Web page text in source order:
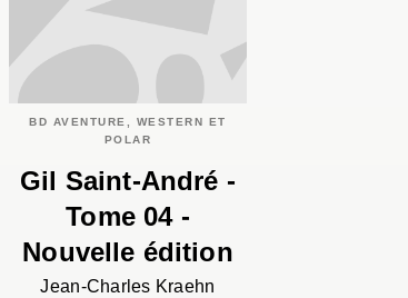
BD AVENTURE, WESTERN ET
POLAR
Gil Saint-André -
Tome 04 -
Nouvelle édition
Jean-Charles Kraehn